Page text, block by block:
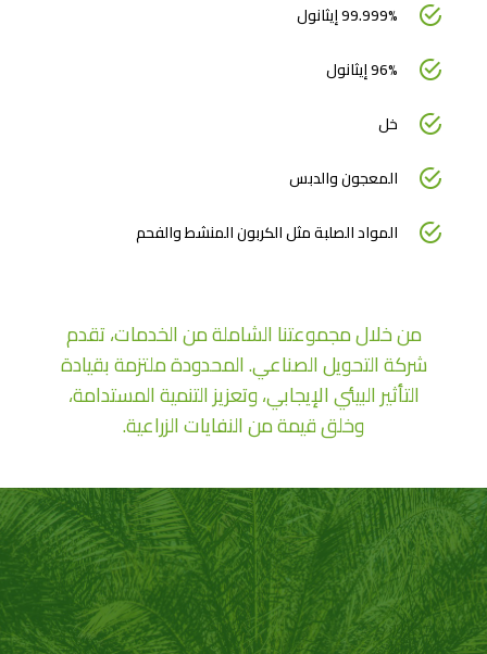
99.999% إيثانول
96% إيثانول
خل
المعجون والدبس
المواد الصلبة مثل الكربون المنشط والفحم
من خلال مجموعتنا الشاملة من الخدمات، تقدم
شركة التحويل الصناعي. المحدودة ملتزمة بقيادة
التأثير البيئي الإيجابي، وتعزيز التنمية المستدامة،
وخلق قيمة من النفايات الزراعية.